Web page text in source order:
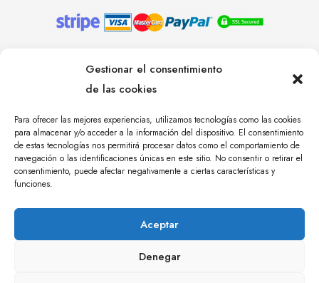
Gestionar el consentimiento
de las cookies
Para ofrecer las mejores experiencias, utilizamos tecnologías como las cookies
para almacenar y/o acceder a la información del dispositivo. El consentimiento
de estas tecnologías nos permitirá procesar datos como el comportamiento de
navegación o las identificaciones únicas en este sitio. No consentir o retirar el
consentimiento, puede afectar negativamente a ciertas características y
funciones.
Aceptar
Denegar
RESERVADOS. AGENCIA DE COMUNICACIÓN
ÁNGULO TRES.